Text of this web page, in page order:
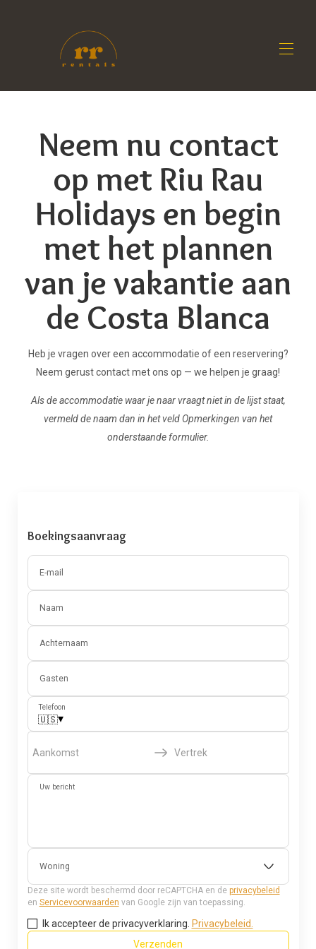
Contact
Blog
Neem nu contact
op met Riu Rau
Holidays en begin
met het plannen
van je vakantie aan
de Costa Blanca
Heb je vragen over een accommodatie of een reservering?
Neem gerust contact met ons op — we helpen je graag!
Als de accommodatie waar je naar vraagt niet in de lijst staat,
vermeld de naam dan in het veld Opmerkingen van het
onderstaande formulier.
Boekingsaanvraag
E-mail
Naam
Achternaam
Gasten
Telefoon
🇺🇸▾
Aankomst Vertrek
Uw bericht
Woning
Deze site wordt beschermd door reCAPTCHA en de privacybeleid
en Servicevoorwaarden van Google zijn van toepassing.
Ik accepteer de privacyverklaring. Privacybeleid.
Verzenden